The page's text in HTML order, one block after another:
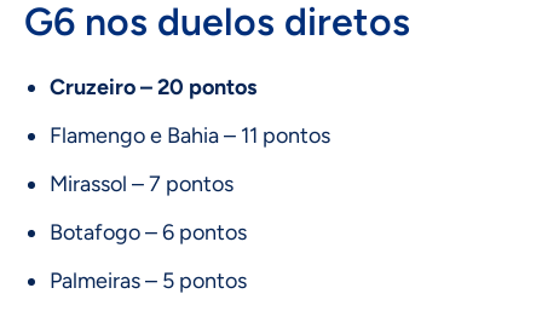
G6 nos duelos diretos
Cruzeiro – 20 pontos
Flamengo e Bahia – 11 pontos
Mirassol – 7 pontos
Botafogo – 6 pontos
Palmeiras – 5 pontos